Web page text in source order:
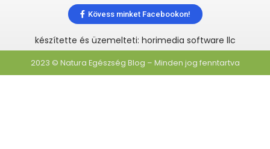
Kövess minket Facebookon!
készítette és üzemelteti: horimedia software llc
2023 © Natura Egészség Blog – Minden jog fenntartva